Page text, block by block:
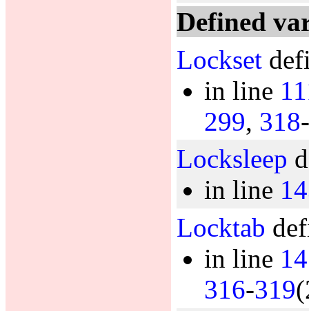
Defined
Lockset
in line
299, 318-
Locksleep
in line
Locktab
in line
316-319